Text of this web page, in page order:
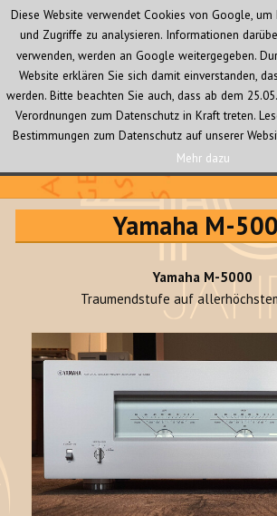
Audio Creativ
Yamaha M-
Yamaha M-5000
Traumendstufe auf
Diese Website verwendet Cookies von Google,
und Zugriffe zu analysieren. Informationen
verwenden, werden an Google weitergegeben.
Website erklären Sie sich damit einverstanden,
werden. Bitte beachten Sie auch, dass ab dem
Verordnungen zum Datenschutz in Kraft treten.
Bestimmungen zum Datenschutz auf unserer
Mehr dazu